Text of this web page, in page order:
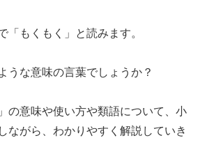
「もくもく」と読みます。
うな意味の言葉でしょうか？
の意味や使い方や類語について、小
ながら、わかりやすく解説していき